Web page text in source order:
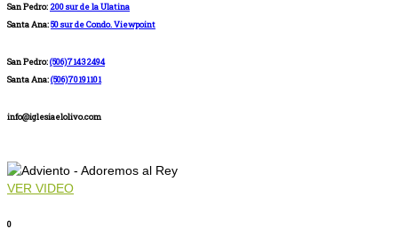
San Pedro: 200 sur de la Ulatina
Santa Ana:50 sur de Condo. Viewpoint
San Pedro:(506)71432494
Santa Ana:(506)70191101
info@iglesiaelolivo.com
VER VIDEO
0